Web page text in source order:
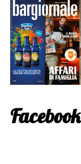
Facebook